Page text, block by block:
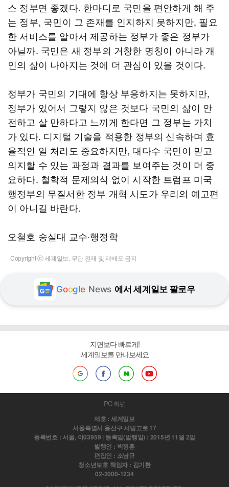
스 정부면 좋겠다. 한마디로 국민을 편안하게 해 주
는 정부, 국민이 그 존재를 인지하지 못하지만, 필요
한 서비스를 알아서 제공하는 정부가 좋은 정부가
아닐까. 국민은 새 정부의 거창한 명칭이 아니라 개
인의 삶이 나아지는 것에 더 관심이 있을 것이다.
정부가 국민의 기대에 항상 부응하지는 못하지만,
정부가 있어서 그렇지 않은 것보다 국민의 삶이 안
전하고 살 만하다고 느끼게 한다면 그 정부는 가치
가 있다. 디지털 기술을 적용한 정부의 신속하며 효
율적인 일 처리도 중요하지만, 대다수 국민이 믿고
의지할 수 있는 과정과 결과를 보여주는 것이 더 중
요하다. 철학적 문제의식 없이 시작한 트럼프 미국
행정부의 무질서한 정부 개혁 시도가 우리의 예고편
이 아니길 바란다.
오철호 숭실대 교수·행정학
Copyright ⓒ 세계일보. 무단 전재 및 재배포 금지
Google News 에서 세계일보 팔로우
지면보다 빠르게!
세계일보를 만나보세요
PC 화면
제호 : 세계일보
서울특별시 용산구 서빙고로 17
등록번호 : 서울, 아03959 | 등록일(발행일) : 2015년 11월 2일
발행인 : 박정훈
편집인 : 조남규
청소년보호 책임자 : 김기환
02-2000-1234